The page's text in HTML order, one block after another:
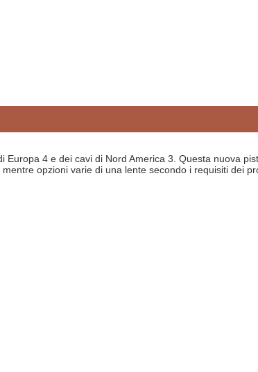
4 e dei cavi di Nord America 3. Questa nuova
opzioni varie di una lente secondo i requisiti dei